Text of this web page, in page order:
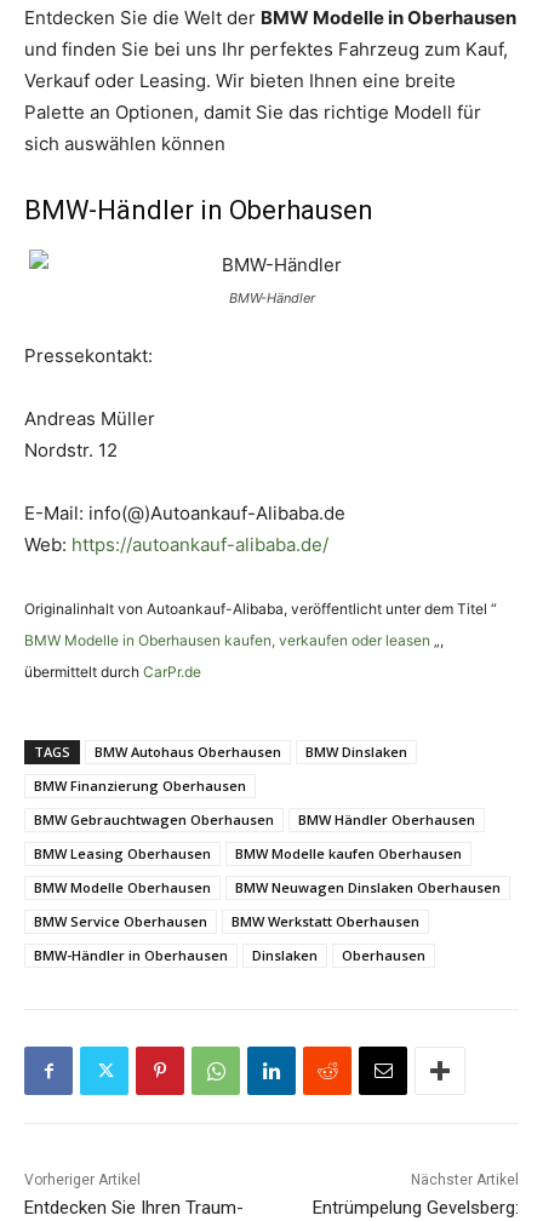
Entdecken Sie die Welt der BMW Modelle in Oberhausen
und finden Sie bei uns Ihr perfektes Fahrzeug zum Kauf,
Verkauf oder Leasing. Wir bieten Ihnen eine breite
Palette an Optionen, damit Sie das richtige Modell für
sich auswählen können
BMW-Händler in Oberhausen
BMW-Händler
Pressekontakt:
Andreas Müller
Nordstr. 12
E-Mail: info(@)Autoankauf-Alibaba.de
Web: https://autoankauf-alibaba.de/
Originalinhalt von Autoankauf-Alibaba, veröffentlicht unter dem Titel “
BMW Modelle in Oberhausen kaufen, verkaufen oder leasen „,
übermittelt durch CarPr.de
TAGS BMW Autohaus Oberhausen
BMW Dinslaken
BMW Finanzierung Oberhausen
BMW Gebrauchtwagen Oberhausen
BMW Händler Oberhausen
BMW Leasing Oberhausen
BMW Modelle kaufen Oberhausen
BMW Modelle Oberhausen
BMW Neuwagen Dinslaken Oberhausen
BMW Service Oberhausen
BMW Werkstatt Oberhausen
BMW-Händler in Oberhausen
Dinslaken Oberhausen
Vorheriger Artikel
Entdecken Sie Ihren Traum-
Nächster Artikel
Entrümpelung Gevelsberg: